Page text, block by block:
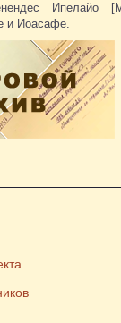
Ипелайо
и Иоасафе.